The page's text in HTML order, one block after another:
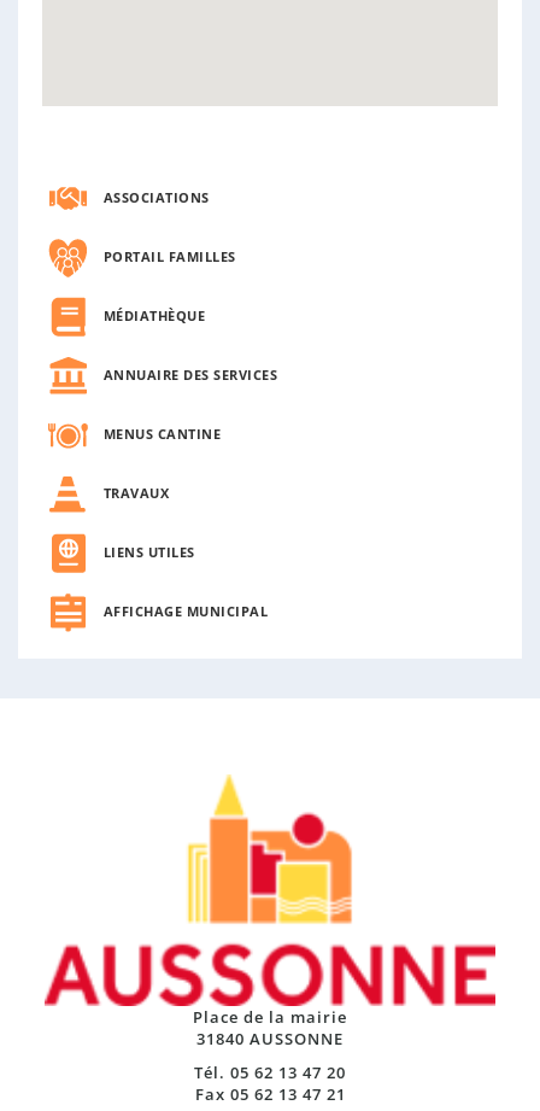
ASSOCIATIONS
PORTAIL FAMILLES
MÉDIATHÈQUE
ANNUAIRE DES SERVICES
MENUS CANTINE
TRAVAUX
LIENS UTILES
AFFICHAGE MUNICIPAL
Place de la mairie
31840 AUSSONNE
Tél. 05 62 13 47 20
Fax 05 62 13 47 21